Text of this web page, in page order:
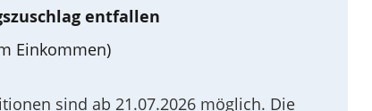
entfallen
Einkommen)
sind ab 21.07.2026 möglich. Die